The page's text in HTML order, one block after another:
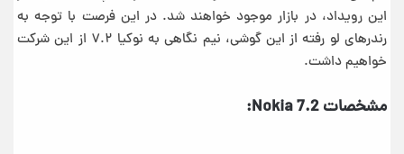
این رویداد، در بازار موجود خواهند شد. در این فرصت با توجه به
رندرهای لو رفته از این گوشی، نیم نگاهی به نوکیا ۷.۲ از این شرکت
خواهیم داشت.
مشخصات Nokia 7.2: